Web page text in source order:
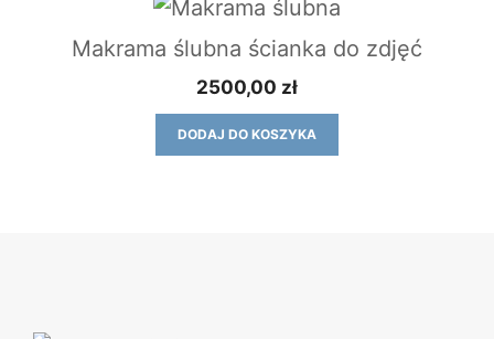
Makrama ślubna ścianka do zdjęć
2500,00 zł
DODAJ DO KOSZYKA